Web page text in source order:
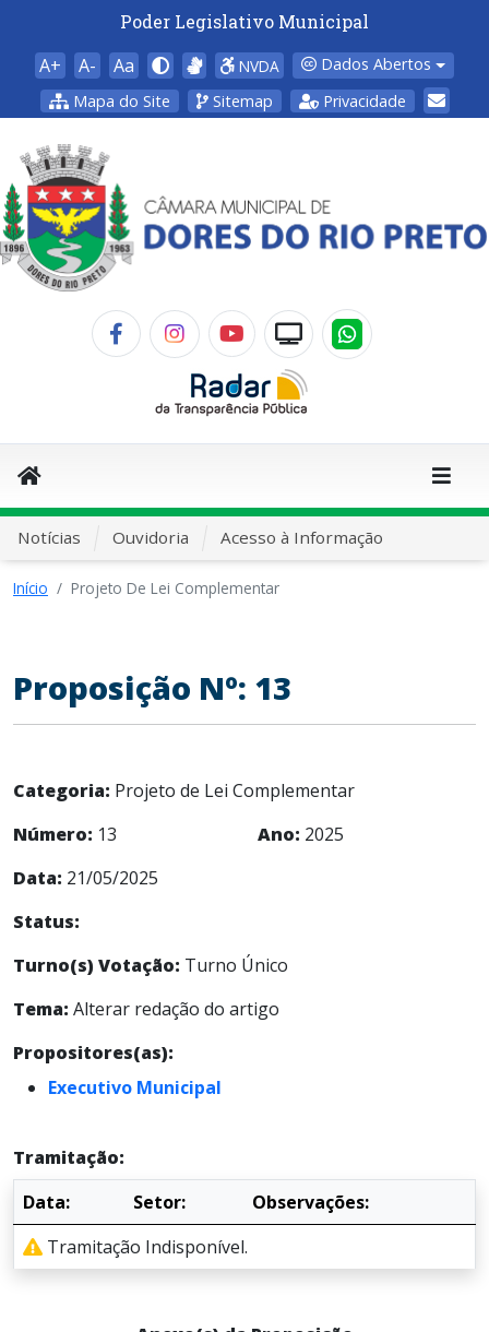
Poder Legislativo Municipal
A+ A- Aa NVDA
Dados Abertos
Mapa do Site
Sitemap Privacidade
Notícias Ouvidoria Acesso à Informação
Início Projeto De Lei Complementar
Proposição Nº: 13
Categoria: Projeto de Lei Complementar
Número: 13 Ano: 2025
Data: 21/05/2025
Status:
Turno(s) Votação: Turno Único
Tema: Alterar redação do artigo
Propositores(as):
Executivo Municipal
Tramitação:
Data:
Setor:
Observações:
Tramitação Indisponível.